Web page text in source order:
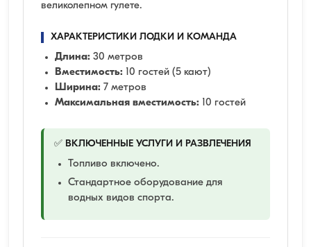
великолепном гулете.
ХАРАКТЕРИСТИКИ ЛОДКИ И КОМАНДА
Длина: 30 метров
Вместимость: 10 гостей (5 кают)
Ширина: 7 метров
Максимальная вместимость: 10 гостей
✅ ВКЛЮЧЕННЫЕ УСЛУГИ И РАЗВЛЕЧЕНИЯ
Топливо включено.
Стандартное оборудование для
водных видов спорта.